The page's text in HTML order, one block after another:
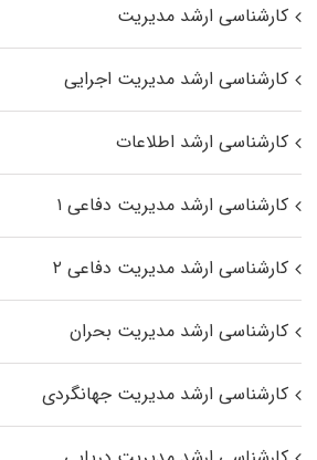
کارشناسی ارشد مدیریت
کارشناسی ارشد مدیریت اجرایی
کارشناسی ارشد اطلاعات
کارشناسی ارشد مدیریت دفاعی ۱
کارشناسی ارشد مدیریت دفاعی ۲
کارشناسی ارشد مدیریت بحران
کارشناسی ارشد مدیریت جهانگردی